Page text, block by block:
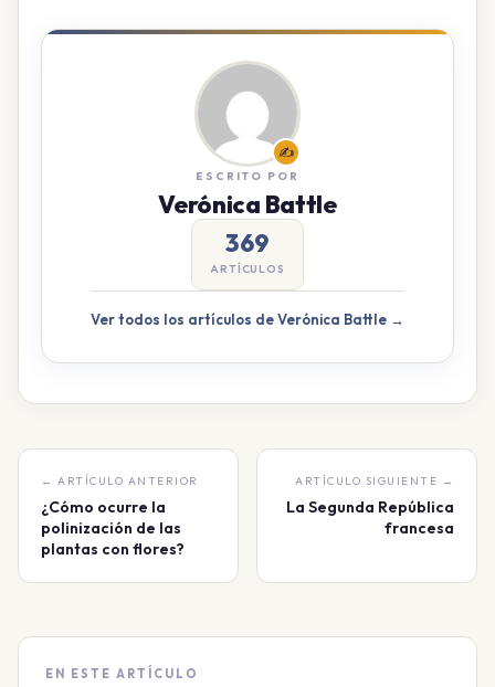
✍️
ESCRITO POR
Verónica Battle
369
ARTÍCULOS
Ver todos los artículos de Verónica Battle →
← ARTÍCULO ANTERIOR
¿Cómo ocurre la
polinización de las
plantas con flores?
ARTÍCULO SIGUIENTE →
La Segunda República
francesa
EN ESTE ARTÍCULO